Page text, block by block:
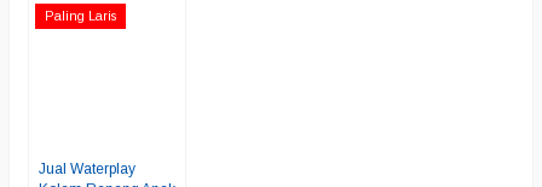
Paling Laris
Jual Waterplay